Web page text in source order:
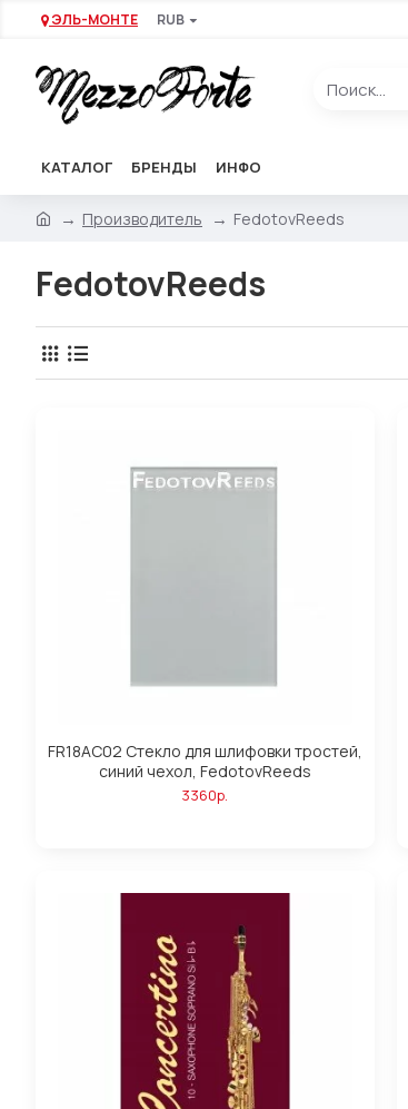
ЭЛЬ-МОНТЕ RUB
КАТАЛОГ БРЕНДЫ ИНФО
Производитель FedotovReeds
FedotovReeds
FR18AC02 Стекло для шлифовки тростей,
синий чехол, FedotovReeds
3360р.